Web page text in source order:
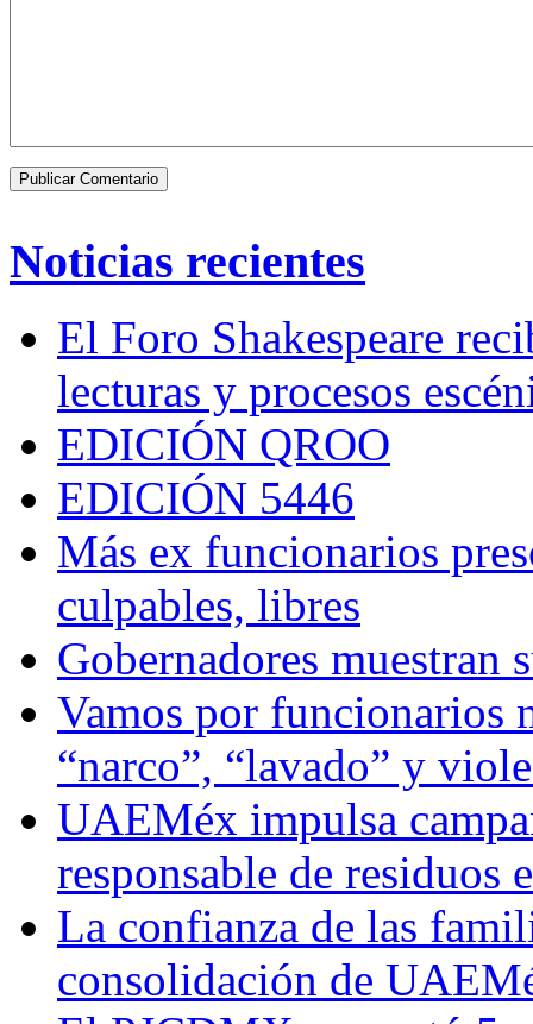
Noticias recientes
El Foro Shakespeare
lecturas y procesos
EDICIÓN QROO
EDICIÓN 5446
Más ex funcionarios
culpables, libres
Gobernadores muestran
Vamos por funcionarios
“narco”, “lavado” y
UAEMéx impulsa
responsable de residuos
La confianza de las
consolidación de